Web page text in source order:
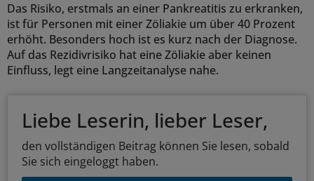
Das Risiko, erstmals an einer Pankreatitis zu erkranken,
ist für Personen mit einer Zöliakie um über 40 Prozent
erhöht. Besonders hoch ist es kurz nach der Diagnose.
Auf das Rezidivrisiko hat eine Zöliakie aber keinen
Einfluss, legt eine Langzeitanalyse nahe.
Liebe Leserin, lieber Leser,
den vollständigen Beitrag können Sie lesen, sobald
Sie sich eingeloggt haben.